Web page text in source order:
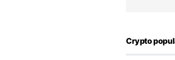
Crypto